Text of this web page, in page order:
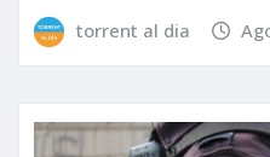
torrent al dia